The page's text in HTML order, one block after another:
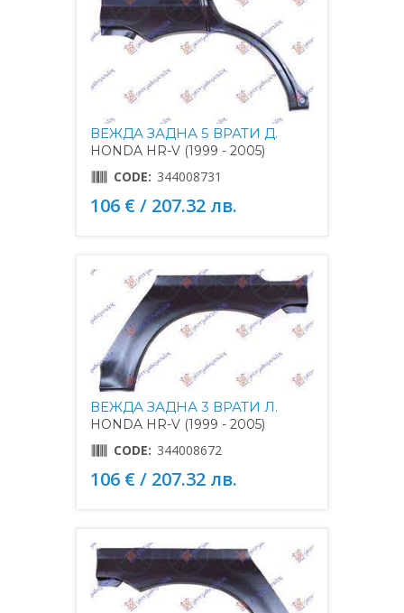
ВЕЖДА ЗАДНА 5 ВРАТИ Д.
HONDA HR-V (1999 - 2005)
CODE: 344008731
106 € / 207.32 лв.
ВЕЖДА ЗАДНА 3 ВРАТИ Л.
HONDA HR-V (1999 - 2005)
CODE: 344008672
106 € / 207.32 лв.